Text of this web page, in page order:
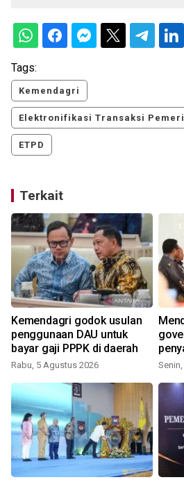
Tags:
Kemendagri
Elektronifikasi Transaksi
ETPD
Terkait
Kemendagri godok usulan
penggunaan DAU untuk
bayar gaji PPPK di daerah
Rabu, 5 Agustus 2026